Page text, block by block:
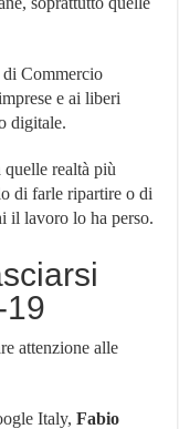
di Commercio
e ai liberi
digitale.
realtà più
di farle ripartire o di
il lavoro lo ha perso.
19
attenzione alle
Italy,Fabio